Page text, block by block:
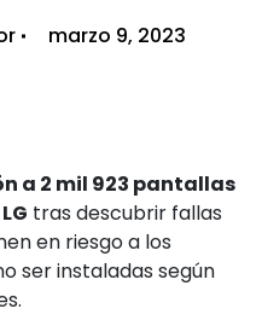
marzo 9, 2023
a 2 mil 923 pantallas
tras descubrir fallas
en riesgo a los
ser instaladas según